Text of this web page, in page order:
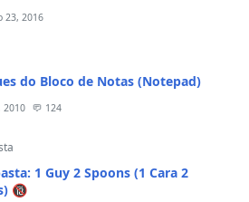
23, 2016
do Bloco de Notas (Notepad)
2010 124
1 Guy 2 Spoons (1 Cara 2
🔞